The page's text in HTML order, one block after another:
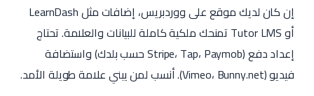
إن كان لديك موقع على ووردبريس، إضافات مثل LearnDash
أو Tutor LMS تمنحك ملكية كاملة للبيانات والعلامة. تحتاج
إعداد دفع (Stripe، Tap، Paymob حسب بلدك) واستضافة
فيديو (Vimeo، Bunny.net). أنسب لمن يبني علامة طويلة الأمد.